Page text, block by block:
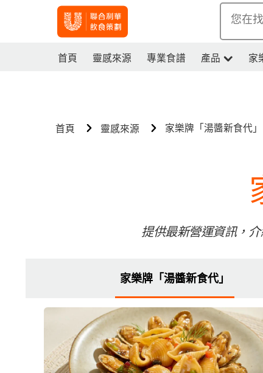
您在
首頁 靈感來源 專業食譜 產品 家
首頁 靈感來源 家樂牌「湯醬新食代」
提供最新營運資訊，
家樂牌「湯醬新食代」